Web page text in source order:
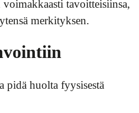
tavoitteisiinsa,
merkityksen.
pidä huolta fyysisestä